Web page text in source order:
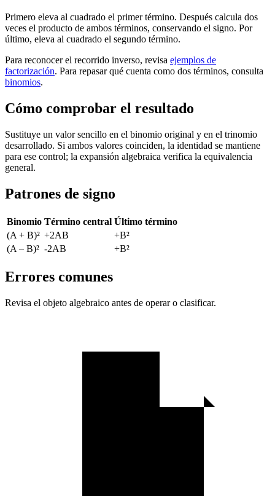
Primero eleva al cuadrado el primer término. Después calcula dos
veces el producto de ambos términos, conservando el signo. Por
último, eleva al cuadrado el segundo término.
Para reconocer el recorrido inverso, revisa ejemplos de
factorización. Para repasar qué cuenta como dos términos, consulta
binomios.
Cómo comprobar el resultado
Sustituye un valor sencillo en el binomio original y en el trinomio
desarrollado. Si ambos valores coinciden, la identidad se mantiene
para ese control; la expansión algebraica verifica la equivalencia
general.
Patrones de signo
Binomio Término central Último término
(A + B)² +2AB
+B²
(A – B)² -2AB +B²
Errores comunes
Revisa el objeto algebraico antes de operar o clasificar.